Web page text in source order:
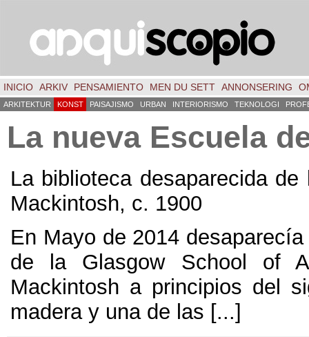
INICIO ARKIV PENSAMIENTO MEN DU SETT ANNONSERING
ARKITEKTUR KONST PAISAJISMO URBAN INTERIORISMO TEKNOLOGI
La nueva Escuela
La biblioteca desaparecida
Mackintosh, c. 1900
En Mayo de 2014
de la Glasgow School of
Mackintosh a principios del
madera y una de las [...]